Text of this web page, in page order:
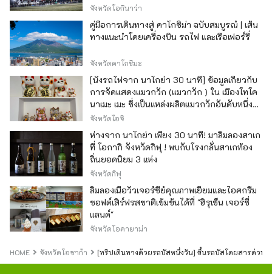
จังหวัดโอกินาว่า
คู่มือการเดินทางสู่ คาโกชิม่า ฉบับสมบูรณ์ | เส้น
ทางแนะนำโดยเครื่องบิน รถไฟ และเรือเฟอร์รี่
จังหวัดคาโกชิมะ
[นั่งรถไฟจาก นาโกย่า 30 นาที] ข้อมูลเกี่ยวกับ
การจัดแสดงแมวกวัก (แมวกวัก ) ใน เมืองโทโค
นาเมะ เมะ ซึ่งเป็นแหล่งผลิตแมวกวักอันดับหนึ่ง
ของญี่ปุ่น
จังหวัดไอจิ
ห่างจาก นาโกย่า เพียง 30 นาที! มาลิ้มลองสาเก
ที่ โอกากิ จังหวัดกิฟุ ! พบกับโรงกลั่นสาเกท้อง
ถิ่นยอดนิยม 3 แห่ง
จังหวัดกิฟุ
ลิ้มลองเนื้อวัวเจอร์ซีย์คุณภาพเยี่ยมและไอศกรีม
ซอฟต์เสิร์ฟรสชาติเข้มข้นได้ที่ "ฮิรุเซ็น เจอร์ซี่
แลนด์"
จังหวัดโอคายาม่า
HOME จังหวัดโอซาก้า [ทริปเดินทางด้วยรถบัสหนึ่งวัน] ขึ้นรถบัสโดยสารด่วนจ